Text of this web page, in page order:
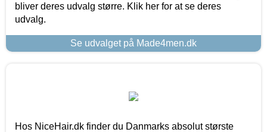
bliver deres udvalg større. Klik her for at se deres
udvalg.
Se udvalget på Made4men.dk
Hos NiceHair.dk finder du Danmarks absolut største